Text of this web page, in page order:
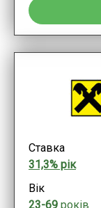
Ставка
31,3% рік
Вік
23-69 років